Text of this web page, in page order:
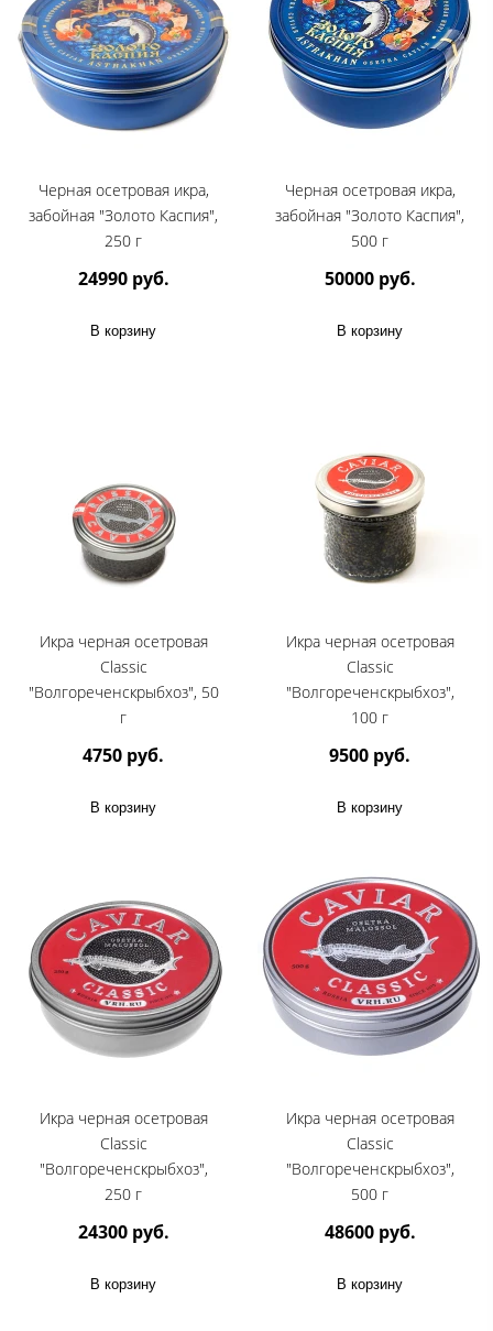
Черная осетровая икра,
забойная "Золото Каспия",
250 г
24990 руб.
В корзину
Черная осетровая икра,
забойная "Золото Каспия",
500 г
50000 руб.
В корзину
Икра черная осетровая
Classic
"Волгореченскрыбхоз", 50
г
4750 руб.
В корзину
Икра черная осетровая
Classic
"Волгореченскрыбхоз",
100 г
9500 руб.
В корзину
Икра черная осетровая
Classic
"Волгореченскрыбхоз",
250 г
24300 руб.
В корзину
Икра черная осетровая
Classic
"Волгореченскрыбхоз",
500 г
48600 руб.
В корзину